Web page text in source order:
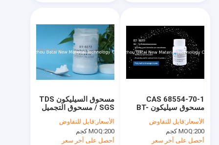
منتجات
معلومات عنا
جولة في المعمل
اتصل بنا
أخبار
مسحوق السيليكون TDS
SGS / مسحوق التجميل
توزيع حجم الجسيمات
الضيق
الأسعار:قابل للتفاوض
MOQ:200 كجم
أحصل على آخر سعر
CAS 68554-70-1
مسحوق سيليكون BT-
9272 شهادة TDS / SGS
الأسعار:قابل للتفاوض
MOQ:200 كجم
أحصل على آخر سعر